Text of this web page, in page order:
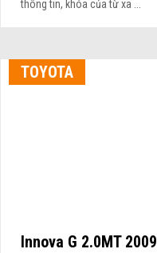
thông tin, khóa của từ xa ...
TOYOTA
Innova G 2.0MT 2009